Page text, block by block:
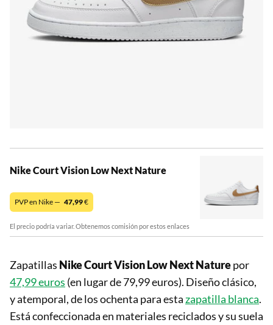
Nike Court Vision Low Next Nature
PVP en Nike — 47,99€
El precio podría variar. Obtenemos comisión por estos enlaces
Zapatillas Nike Court Vision Low Next Naturepor
47,99 euros (en lugar de 79,99 euros). Diseño clásico,
y atemporal, de los ochenta para estazapatilla blanca.
Está confeccionada en materiales reciclados y su suela